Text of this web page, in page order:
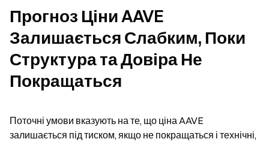
Прогноз Ціни AAVE
Залишається Слабким, Поки
Структура та Довіра Не
Покращаться
Поточні умови вказують на те, що ціна AAVE
залишається під тиском, якщо не покращаться і технічні,